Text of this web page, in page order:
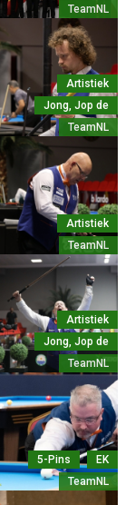
TeamNL
Artistiek
Jong, Jop de
TeamNL
Artistiek
TeamNL
Artistiek
Jong, Jop de
TeamNL
5-Pins
EK
TeamNL